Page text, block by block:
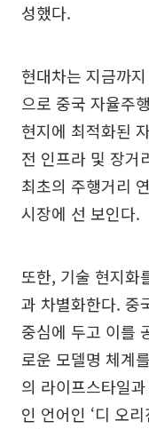
성했다.
현대차는 지금까
으로 중국 자율주
현지에 최적화된
전 인프라 및 장거
최초의 주행거리
시장에 선 보인다.
또한, 기술 현지화
과 차별화한다. 중
중심에 두고 이를
로운 모델명 체계
의 라이프스타일
인 언어인 ‘디 오